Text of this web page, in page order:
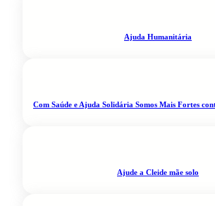
Ajuda Humanitária
Com Saúde e Ajuda Solidária Somos Mais Fortes
Ajude a Cleide mãe solo